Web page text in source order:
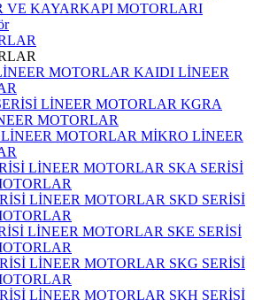
VE KAYARKAPI MOTORLARI
KAIDI LİNEER
KGRA
MOTORLAR
MİKRO LİNEER
SKA SERİSİ
SKD SERİSİ
SKE SERİSİ
SKG SERİSİ
SKH SERİSİ